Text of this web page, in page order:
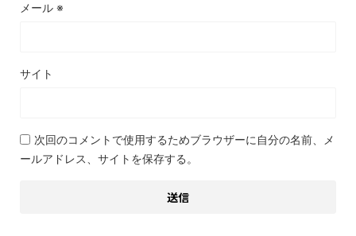
メール ※
サイト
次回のコメントで使用するためブラウザーに自分の名前、メ
ールアドレス、サイトを保存する。